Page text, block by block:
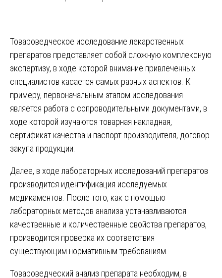
Товароведческое исследование лекарственных
препаратов представляет собой сложную комплексную
экспертизу, в ходе которой внимание привлеченных
специалистов касается самых разных аспектов. К
примеру, первоначальным этапом исследования
является работа с сопроводительными документами, в
ходе которой изучаются товарная накладная,
сертификат качества и паспорт производителя, договор
закупа продукции.
Далее, в ходе лабораторных исследований препаратов
производится идентификация исследуемых
медикаментов. После того, как с помощью
лабораторных методов анализа устанавливаются
качественные и количественные свойства препаратов,
производится проверка их соответствия
существующим нормативным требованиям.
Товароведческий анализ препарата необходим, в